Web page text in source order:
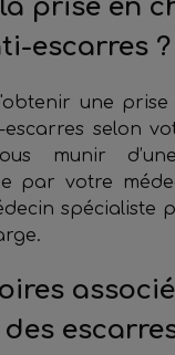
prise en
escarres ?
une
escarres selon
munir
par votre
spécialiste